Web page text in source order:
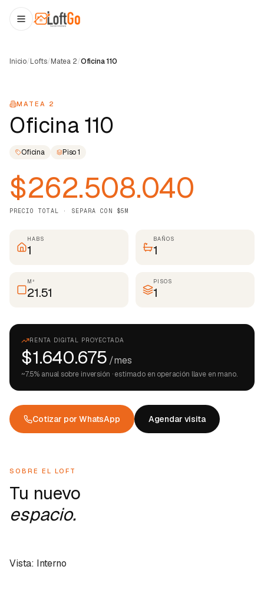
Inicio/Lofts/Matea 2/Oficina 110
1 / 22
MATEA 2
Oficina 110
Oficina Piso1
$262.508.040
PRECIO TOTAL · SEPARA CON $5M
HABS
1
BAÑOS
1
M²
21.51
PISOS
1
RENTA DIGITAL PROYECTADA
$1.640.675 /mes
~7.5% anual sobre inversión · estimado en operación llave en mano.
Cotizar por WhatsApp Agendar visita
SOBRE EL LOFT
Tu nuevo
espacio.
Vista: Interno